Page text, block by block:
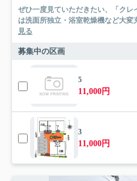
ぜひ一度見ていただきたい、「ク
は洗面所独立・浴室乾燥機など大変
見る
募集中の区画
5
11,000円
3
11,000円